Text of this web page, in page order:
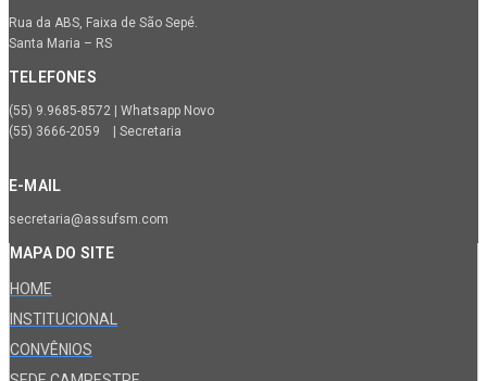
Rua da ABS, Faixa de São Sepé.
Santa Maria – RS
TELEFONES
(55) 9.9685-8572 | Whatsapp Novo
(55) 3666-2059 | Secretaria
E-MAIL
secretaria@assufsm.com
MAPA DO SITE
HOME
INSTITUCIONAL
CONVÊNIOS